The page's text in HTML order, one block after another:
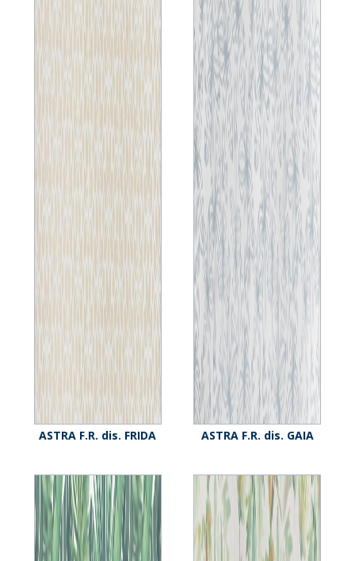
ASTRA F.R. dis. FRIDA ASTRA F.R. dis. GAIA